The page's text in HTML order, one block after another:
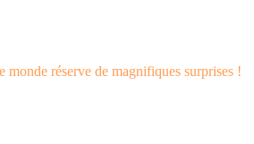
réserve de magnifiques surprises !